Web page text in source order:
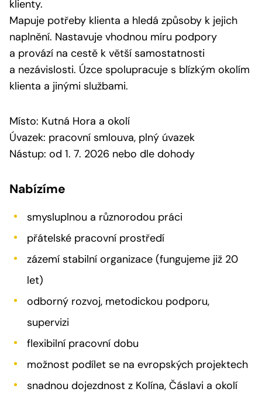
klienty.
Mapuje potřeby klienta a hledá způsoby k jejich
naplnění. Nastavuje vhodnou míru podpory
a provází na cestě k větší samostatnosti
a nezávislosti. Úzce spolupracuje s blízkým okolím
klienta a jinými službami.
Místo: Kutná Hora a okolí
Úvazek: pracovní smlouva, plný úvazek
Nástup: od 1. 7. 2026 nebo dle dohody
Nabízíme
smysluplnou a různorodou práci
přátelské pracovní prostředí
zázemí stabilní organizace (fungujeme již 20
let)
odborný rozvoj, metodickou podporu,
supervizi
flexibilní pracovní dobu
možnost podílet se na evropských projektech
snadnou dojezdnost z Kolína, Čáslavi a okolí